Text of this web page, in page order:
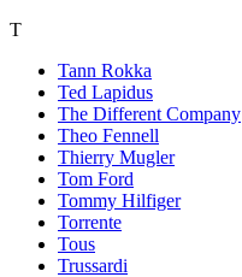
T
Tann Rokka
Ted Lapidus
The Different Company
Theo Fennell
Thierry Mugler
Tom Ford
Tommy Hilfiger
Torrente
Tous
Trussardi